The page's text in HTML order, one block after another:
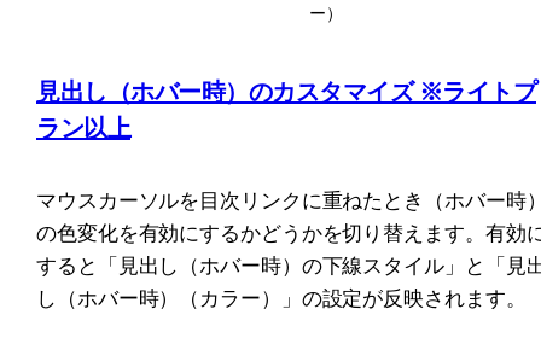
ー）
見出し（ホバー時）のカスタマイズ ※ライトプ
ラン以上
マウスカーソルを目次リンクに重ねたとき（ホバー時
の色変化を有効にするかどうかを切り替えます。有効
すると「見出し（ホバー時）の下線スタイル」と「見
し（ホバー時）（カラー）」の設定が反映されます。